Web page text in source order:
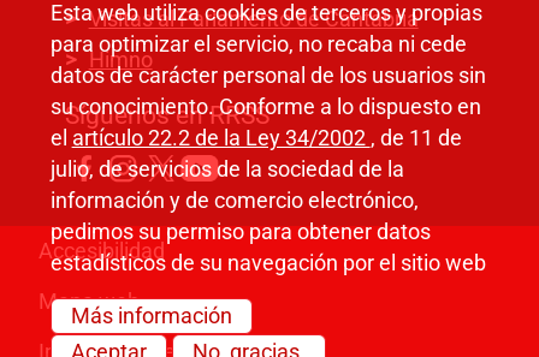
Visitas al Parlamento de Cantabria
Himno
Síguenos en RRSS
Pie de página
Accesibilidad
Mapa web
Información legal
Esta web utiliza cookies de terceros y propias
para optimizar el servicio, no recaba ni cede
datos de carácter personal de los usuarios sin
su conocimiento. Conforme a lo dispuesto en
el artículo 22.2 de la Ley 34/2002 , de 11 de
julio, de servicios de la sociedad de la
información y de comercio electrónico,
pedimos su permiso para obtener datos
estadísticos de su navegación por el sitio web
Más información
Aceptar
No, gracias.